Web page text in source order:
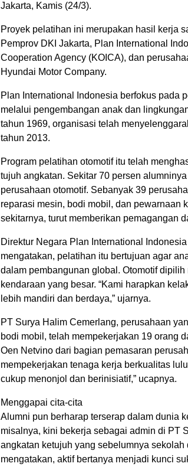
Jakarta, Kamis (24/3).
Proyek pelatihan ini merupakan hasil kerja
Pemprov DKI Jakarta, Plan International
Cooperation Agency (KOICA), dan
Hyundai Motor Company.
Plan International Indonesia berfokus pada
melalui pengembangan anak dan
tahun 1969, organisasi telah
tahun 2013.
Program pelatihan otomotif itu telah
tujuh angkatan. Sekitar 70 persen
perusahaan otomotif. Sebanyak 39
reparasi mesin, bodi mobil, dan pewarnaan
sekitarnya, turut memberikan pemagangan
Direktur Negara Plan International
mengatakan, pelatihan itu bertujuan agar
dalam pembangunan global. Otomotif
kendaraan yang besar. “Kami harapkan
lebih mandiri dan berdaya,” ujarnya.
PT Surya Halim Cemerlang, perusahaan
bodi mobil, telah mempekerjakan 19 orang
Oen Netvino dari bagian pemasaran
mempekerjakan tenaga kerja berkualitas
cukup menonjol dan berinisiatif,” ucapnya.
Menggapai cita-cita
Alumni pun berharap terserap dalam dunia
misalnya, kini bekerja sebagai admin di PT
angkatan ketujuh yang sebelumnya sekolah
mengatakan, aktif bertanya menjadi kunci